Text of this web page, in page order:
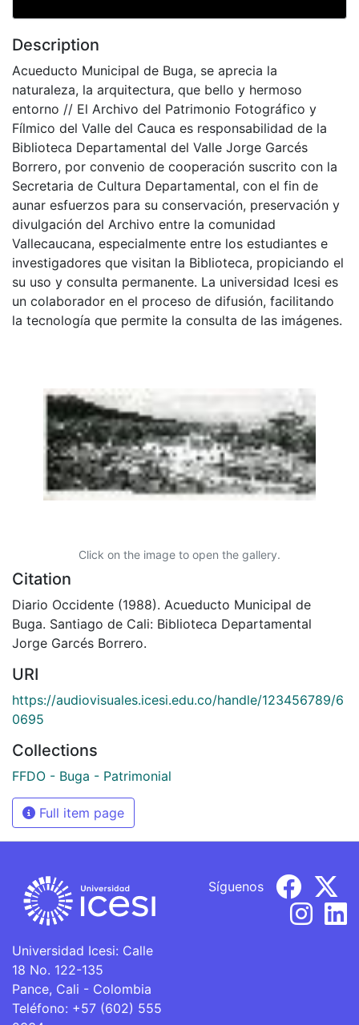
Description
Acueducto Municipal de Buga, se aprecia la
naturaleza, la arquitectura, que bello y hermoso
entorno // El Archivo del Patrimonio Fotográfico y
Fílmico del Valle del Cauca es responsabilidad de la
Biblioteca Departamental del Valle Jorge Garcés
Borrero, por convenio de cooperación suscrito con la
Secretaria de Cultura Departamental, con el fin de
aunar esfuerzos para su conservación, preservación y
divulgación del Archivo entre la comunidad
Vallecaucana, especialmente entre los estudiantes e
investigadores que visitan la Biblioteca, propiciando el
su uso y consulta permanente. La universidad Icesi es
un colaborador en el proceso de difusión, facilitando
la tecnología que permite la consulta de las imágenes.
Click on the image to open the gallery.
Citation
Diario Occidente (1988). Acueducto Municipal de
Buga. Santiago de Cali: Biblioteca Departamental
Jorge Garcés Borrero.
URI
https://audiovisuales.icesi.edu.co/handle/123456789/6
0695
Collections
FFDO - Buga - Patrimonial
Full item page
Universidad Icesi: Calle
18 No. 122-135
Pance, Cali - Colombia
Teléfono: +57 (602) 555
Síguenos